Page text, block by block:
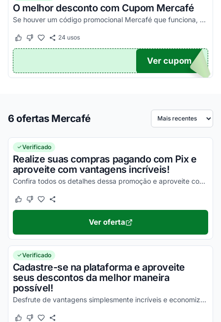
O melhor desconto com Cupom Mercafé
Se houver um código promocional Mercafé que funciona, ele estará aqui na nossa página. Pegue o voucher e confira agora!
Este cupom funcionou
Este cupom não funcionou
24 usos
TICO
Ver cupom
6 ofertas Mercafé Ordenar por
Verificado
Realize suas compras pagando com Pix e
aproveite com vantagens incríveis!
Confira todos os detalhes dessa promoção e aproveite com vantagens simplesmente incríveis!
Este cupom funcionou
Este cupom não funcionou
Ver oferta
Verificado
Cadastre-se na plataforma e aproveite
seus descontos da melhor maneira
possível!
Desfrute de vantagens simplesmente incríveis e economize com facilidade!